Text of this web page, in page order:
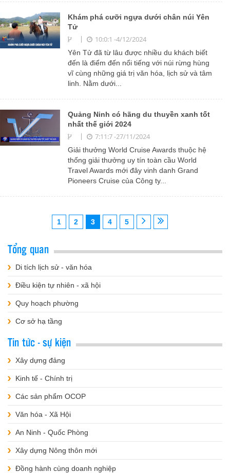
Khám phá cưỡi ngựa dưới chân núi Yên
Tử
10:0:1 -4/12/2024
Yên Tử đã từ lâu được nhiều du khách biết
đến là điểm đến nổi tiếng với núi rừng hùng
vĩ cùng những giá trị văn hóa, lịch sử và tâm
linh. Nằm dưới...
Quảng Ninh có hãng du thuyền xanh tốt
nhất thế giới 2024
7:11:7 -27/11/2024
Giải thưởng World Cruise Awards thuộc hệ
thống giải thưởng uy tín toàn cầu World
Travel Awards mới đây vinh danh Grand
Pioneers Cruise của Công ty...
1 2 3 4 5
Tổng quan
Di tích lịch sử - văn hóa
Điều kiện tự nhiên - xã hội
Quy hoạch phường
Cơ sở hạ tầng
Tin tức - sự kiện
Xây dựng đảng
Kinh tế - Chính trị
Các sản phẩm OCOP
Văn hóa - Xã Hội
An Ninh - Quốc Phòng
Xây dựng Nông thôn mới
Đồng hành cùng doanh nghiệp